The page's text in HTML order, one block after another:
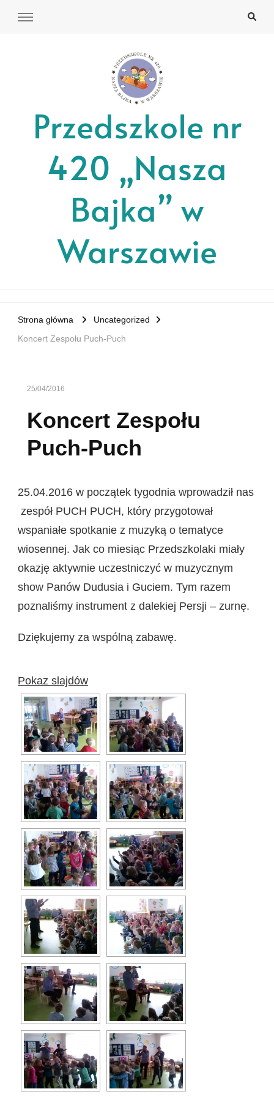
Przedszkole nr
420 „Nasza
Bajka” w
Warszawie
Strona główna
Uncategorized
Koncert Zespołu Puch-Puch
25/04/2016
Koncert Zespołu
Puch-Puch
25.04.2016 w początek tygodnia wprowadził nas
zespół PUCH PUCH, który przygotował
wspaniałe spotkanie z muzyką o tematyce
wiosennej. Jak co miesiąc Przedszkolaki miały
okazję aktywnie uczestniczyć w muzycznym
show Panów Dudusia i Guciem. Tym razem
poznaliśmy instrument z dalekiej Persji – zurnę.
Dziękujemy za wspólną zabawę.
Pokaz slajdów